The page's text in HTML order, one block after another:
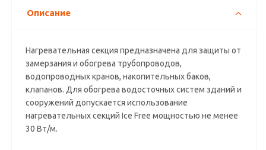
Описание
Нагревательная секция предназначена для защиты от
замерзания и обогрева трубопроводов,
водопроводных кранов, накопительных баков,
клапанов. Для обогрева водосточных систем зданий и
сооружений допускается использование
нагревательных секций Ice Free мощностью не менее
30 Вт/м.